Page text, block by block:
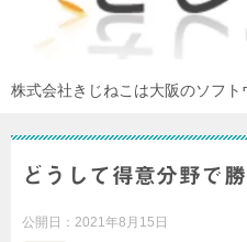
株式会社きじねこは大阪のソフト
どうして得意分野で
公開日： 2021年8月15日